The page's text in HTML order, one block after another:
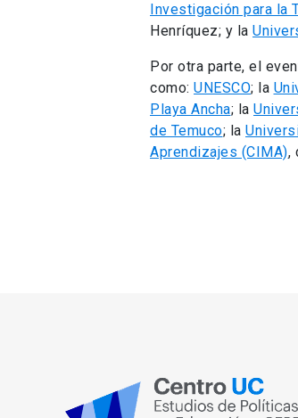
Investigación para la
Henríquez; y la
Por otra parte, el
como: UNESCO; la
Playa Ancha; la
de Temuco; la
Aprendizajes (CIMA),